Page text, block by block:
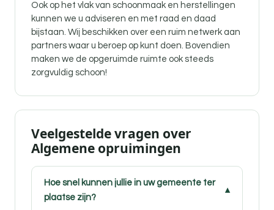
Ook op het vlak van schoonmaak en herstellingen
kunnen we u adviseren en met raad en daad
bijstaan. Wij beschikken over een ruim netwerk aan
partners waar u beroep op kunt doen. Bovendien
maken we de opgeruimde ruimte ook steeds
zorgvuldig schoon!
Veelgestelde vragen over
Algemene opruimingen
Hoe snel kunnen jullie in uw gemeente ter
plaatse zijn?